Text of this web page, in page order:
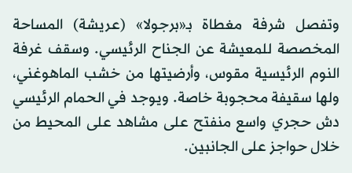
وتفصل شرفة مغطاة بـ«برجولا» (عريشة) المساحة
المخصصة للمعيشة عن الجناح الرئيسي. وسقف غرفة
النوم الرئيسية مقوس، وأرضيتها من خشب الماهوغني،
ولها سقيفة محجوبة خاصة. ويوجد في الحمام الرئيسي
دش حجري واسع منفتح على مشاهد على المحيط من
خلال حواجز على الجانبين.